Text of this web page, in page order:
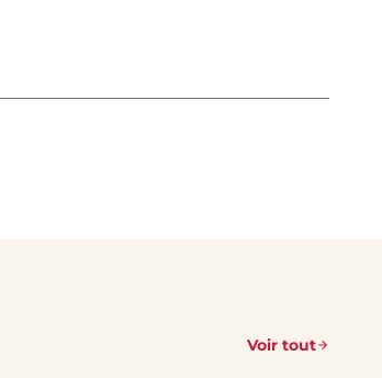
Voir tout